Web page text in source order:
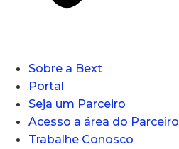
Sobre a Bext
Portal
Seja um Parceiro
Acesso a área do Parceiro
Trabalhe Conosco